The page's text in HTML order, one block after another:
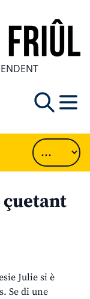
çuetant
Julie si è
Se di une